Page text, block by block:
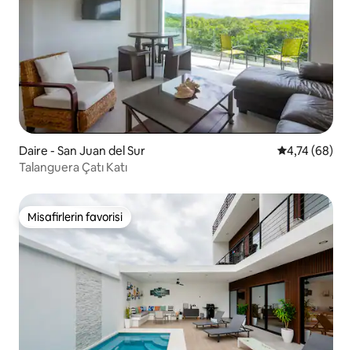
Daire - San Juan del Sur 5 üzerinden
4,74 (68)
Talanguera Çatı Katı
Misafirlerin favorisi
Misafirlerin favorisi